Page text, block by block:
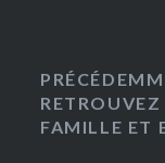
RETROUVEZ
FAMILLE ET